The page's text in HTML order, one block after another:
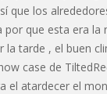
que los
que esta era
tarde , el buen
case de
el atardecer el